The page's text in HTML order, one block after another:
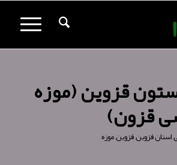
قزوین (موزه
قزون)
,استان قزوین,قزوین,موزه